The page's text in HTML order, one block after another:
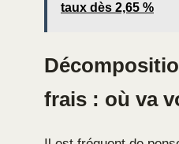
taux dès 2,65 %
frais : où va